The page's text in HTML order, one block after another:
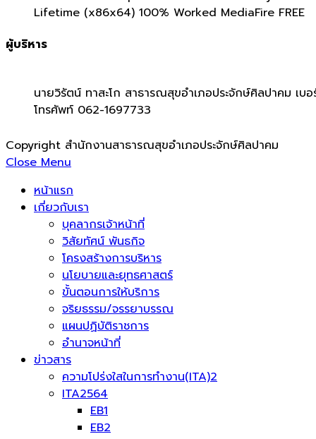
Lifetime (x86x64) 100% Worked MediaFire FREE
ผู้บริหาร
นายวิรัตน์ ทาสะโก สาธารณสุขอำเภอประจักษ์ศิลปาคม เบอ
โทรศัพท์ 062-1697733
Copyright สำนักงานสาธารณสุขอำเภอประจักษ์ศิลปาคม
Close Menu
หน้าแรก
เกี่ยวกับเรา
บุคลากรเจ้าหน้าที่
วิสัยทัศน์ พันธกิจ
โครงสร้างการบริหาร
นโยบายและยุทธศาสตร์
ขั้นตอนการให้บริการ
จริยธรรม/จรรยาบรรณ
แผนปฏิบัติราชการ
อำนาจหน้าที่
ข่าวสาร
ความโปร่งใสในการทำงาน(ITA)2
ITA2564
EB1
EB2